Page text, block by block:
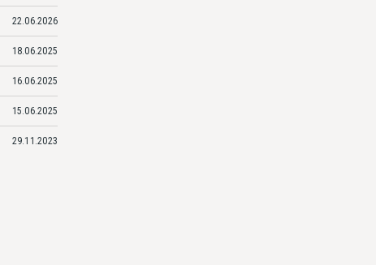
22.06.2026
18.06.2025
16.06.2025
15.06.2025
29.11.2023